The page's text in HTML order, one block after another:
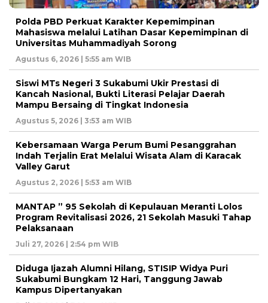
Polda PBD Perkuat Karakter Kepemimpinan
Mahasiswa melalui Latihan Dasar Kepemimpinan di
Universitas Muhammadiyah Sorong
Agustus 6, 2026 | 5:55 am WIB
Siswi MTs Negeri 3 Sukabumi Ukir Prestasi di
Kancah Nasional, Bukti Literasi Pelajar Daerah
Mampu Bersaing di Tingkat Indonesia
Agustus 5, 2026 | 3:53 am WIB
Kebersamaan Warga Perum Bumi Pesanggrahan
Indah Terjalin Erat Melalui Wisata Alam di Karacak
Valley Garut
Agustus 2, 2026 | 5:53 am WIB
MANTAP ” 95 Sekolah di Kepulauan Meranti Lolos
Program Revitalisasi 2026, 21 Sekolah Masuki Tahap
Pelaksanaan
Juli 27, 2026 | 2:54 pm WIB
Diduga Ijazah Alumni Hilang, STISIP Widya Puri
Sukabumi Bungkam 12 Hari, Tanggung Jawab
Kampus Dipertanyakan